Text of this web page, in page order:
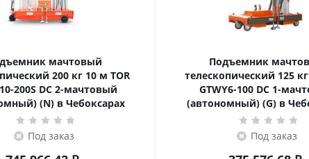
мачтовый
200 кг 10 м TOR
200S DC 2-мачтовый
(N) в Чебоксарах
Под заказ
Подъемник
телескопический 125 кг 6 м TOR
GTWY6-100 DC 1-
(автономный) (G) в
Под заказ